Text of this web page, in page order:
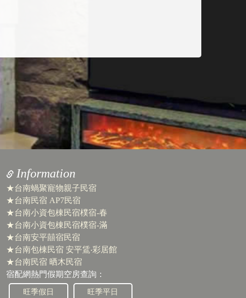
Information
★台南蝸聚寵物親子民宿
★台南民宿 AP7民宿
★台南小資包棟民宿樸宿-春
★台南小資包棟民宿樸宿-滿
★台南安平囍宿民宿
★台南包棟民宿 安平鵀‧彩居館
★台南民宿 晒木民宿
宿配網熱門假期空房查詢：
旺季假日 旺季平日